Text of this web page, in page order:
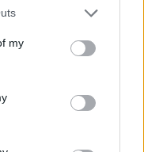
one or more Google
You may click to
third-party tags to
in below Google
my
legalábbis